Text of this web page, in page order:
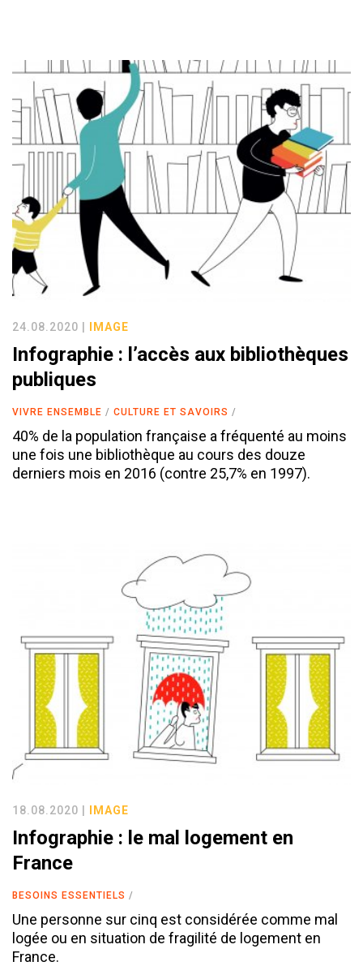
24.08.2020 | IMAGE
Infographie : l’accès aux bibliothèques
publiques
VIVRE ENSEMBLE CULTURE ET SAVOIRS
40% de la population française a fréquenté au moins
une fois une bibliothèque au cours des douze
derniers mois en 2016 (contre 25,7% en 1997).
18.08.2020 | IMAGE
Infographie : le mal logement en
France
BESOINS ESSENTIELS
Une personne sur cinq est considérée comme mal
logée ou en situation de fragilité de logement en
France.